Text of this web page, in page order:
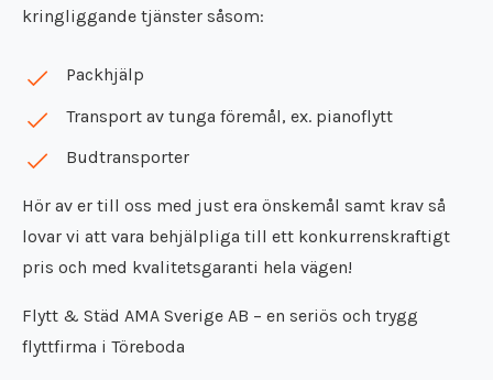
kringliggande tjänster såsom:
Packhjälp
Transport av tunga föremål, ex. pianoflytt
Budtransporter
Hör av er till oss med just era önskemål samt krav så
lovar vi att vara behjälpliga till ett konkurrenskraftigt
pris och med kvalitetsgaranti hela vägen!
Flytt & Städ AMA Sverige AB – en seriös och trygg
flyttfirma i Töreboda